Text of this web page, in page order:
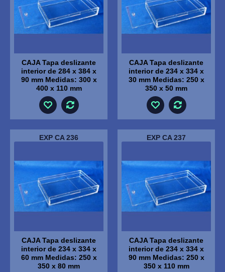
CAJA Tapa deslizante
interior de 284 x 384 x
90 mm Medidas: 300 x
400 x 110 mm
CAJA Tapa deslizante
interior de 234 x 334 x
30 mm Medidas: 250 x
350 x 50 mm
EXP CA 236
CAJA Tapa deslizante
interior de 234 x 334 x
60 mm Medidas: 250 x
350 x 80 mm
EXP CA 237
CAJA Tapa deslizante
interior de 234 x 334 x
90 mm Medidas: 250 x
350 x 110 mm